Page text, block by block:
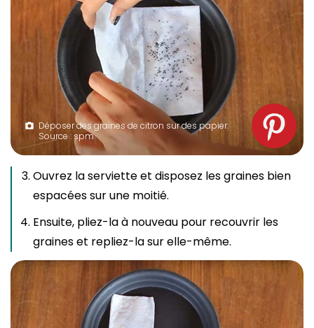
Déposer des graines de citron sur des papier.
Source : spm
Ouvrez la serviette et disposez les graines bien
espacées sur une moitié.
Ensuite, pliez-la à nouveau pour recouvrir les
graines et repliez-la sur elle-même.